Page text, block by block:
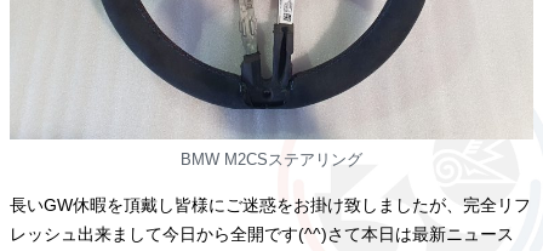
BMW M2CSステアリング
長いGW休暇を頂戴し皆様にご迷惑をお掛け致しましたが、完全リフ
レッシュ出来まして今日から全開です(^^)さて本日は最新ニュース